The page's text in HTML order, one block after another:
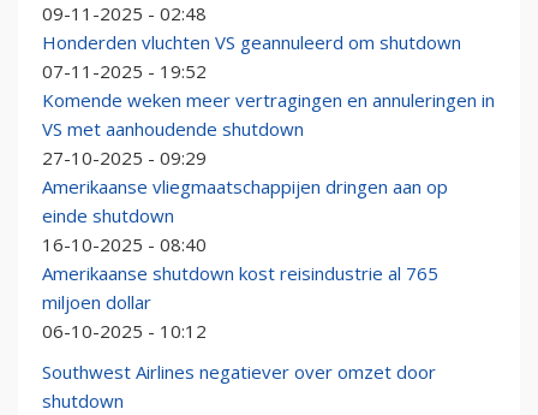
09-11-2025 - 02:48
Honderden vluchten VS geannuleerd om shutdown
07-11-2025 - 19:52
Komende weken meer vertragingen en annuleringen in
VS met aanhoudende shutdown
27-10-2025 - 09:29
Amerikaanse vliegmaatschappijen dringen aan op
einde shutdown
16-10-2025 - 08:40
Amerikaanse shutdown kost reisindustrie al 765
miljoen dollar
06-10-2025 - 10:12
Southwest Airlines negatiever over omzet door
shutdown